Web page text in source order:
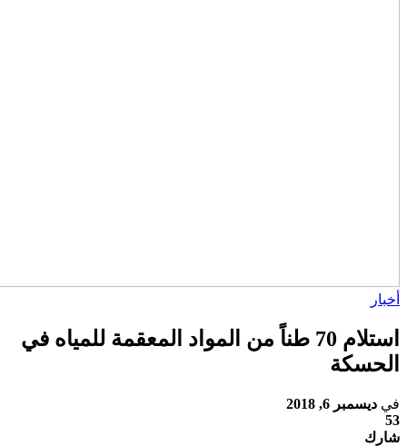
استلام 70 طناً من المواد المعقمة للمياه في
ديسمبر 6, 2018